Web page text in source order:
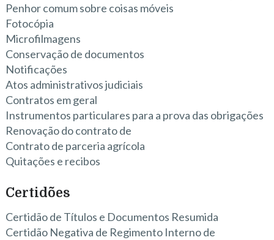
Penhor comum sobre coisas móveis
Fotocópia
Microfilmagens
Conservação de documentos
Notificações
Atos administrativos judiciais
Contratos em geral
Instrumentos particulares para a prova das obrigações
Renovação do contrato de
Contrato de parceria agrícola
Quitações e recibos
Certidões
Certidão de Títulos e Documentos Resumida
Certidão Negativa de Regimento Interno de